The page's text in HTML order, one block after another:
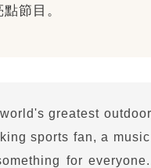
節目。
greatest
sports fan, a
for